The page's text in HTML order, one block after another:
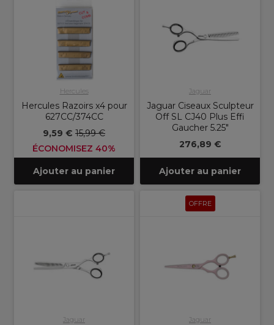
Hercules
Hercules Razoirs x4 pour
627CC/374CC
9,59 € 15,99 €
ÉCONOMISEZ 40%
Ajouter au panier
Jaguar
Jaguar Ciseaux Sculpteur
Off SL CJ40 Plus Effi
Gaucher 5.25"
276,89 €
Ajouter au panier
Jaguar
OFFRE
Jaguar